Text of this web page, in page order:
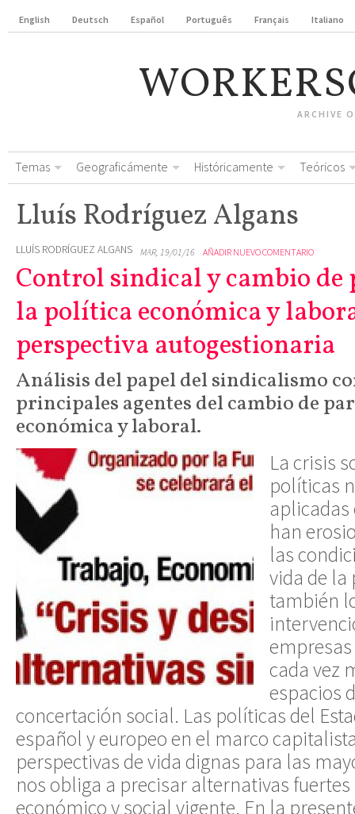
English Deutsch Español Português Français Italiano
ARCHIVE
Temas Geograficámente Históricamente Teóricos
Lluís Rodríguez Algans
LLUÍS RODRÍGUEZ ALGANS MAR, 19/01/16 AÑADIR NUEVO COMENTARIO
Control sindical y cambio de
la política económica y
perspectiva autogestionaria
Análisis del papel del sindicalismo
principales agentes del cambio de
económica y laboral.
La crisis
políticas
aplicadas
han
las
vida de la
también
cada vez
espacios
concertación social. Las políticas del
español y europeo en el marco
perspectivas de vida dignas para las
nos obliga a precisar alternativas
económico y social vigente. En la